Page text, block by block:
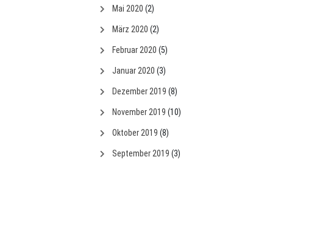
Mai 2020 (2)
März 2020 (2)
Februar 2020 (5)
Januar 2020 (3)
Dezember 2019 (8)
November 2019 (10)
Oktober 2019 (8)
September 2019 (3)